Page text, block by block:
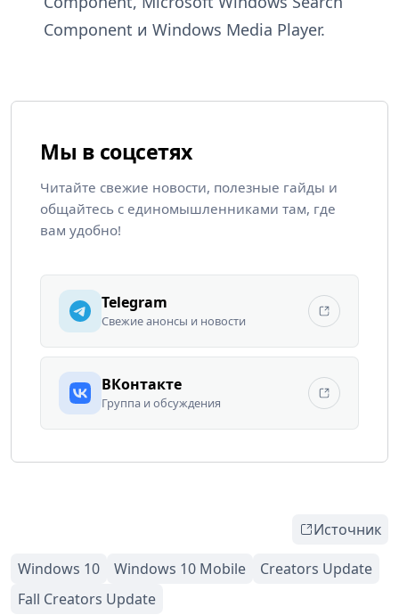
Component и Windows Media Player.
Мы в соцсетях
Читайте свежие новости, полезные гайды и
общайтесь с единомышленниками там, где
вам удобно!
Telegram
Свежие анонсы и новости
ВКонтакте
Группа и обсуждения
Источник